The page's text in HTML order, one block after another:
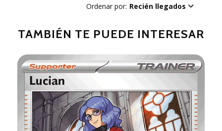
Ordenar por: Recién llegados
TAMBIÉN TE PUEDE INTERESAR